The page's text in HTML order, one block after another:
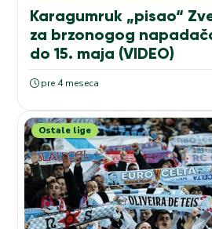
Karagumruk „pisao“
za brzonogog
do 15. maja (VIDEO)
pre 4 meseca
Ostale lige